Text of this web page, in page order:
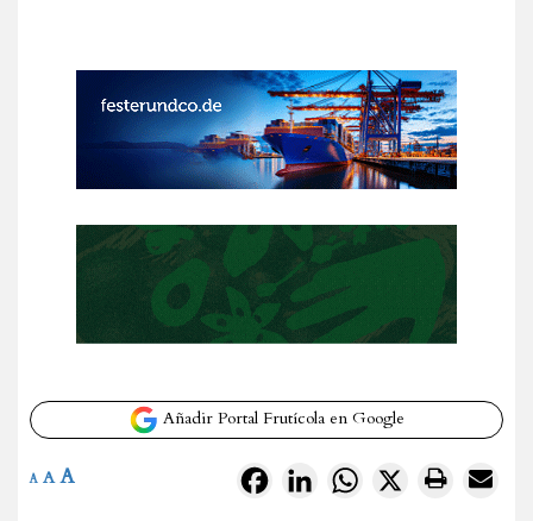
Añadir Portal Frutícola en Google
FacebookLinkedInWhatsApp
X
A A A